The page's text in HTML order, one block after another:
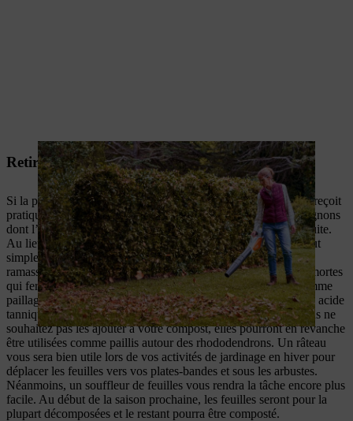
Retirer les feuilles de la pelouse
Si la pelouse est recouverte de feuilles pendant l’hiver, elle ne reçoit
pratiquement pas d’air. Elle peut alors développer des champignons
dont l’apparition impliquera un travail supplémentaire par la suite.
Au lieu de ratisser péniblement votre pelouse, vous pouvez tout
simplement la tondre avant les premières gelées. Le bac de
ramassage collectera alors un mélange d’herbes et de feuilles mortes
qui fera un excellent compost ou que vous pourrez utiliser comme
paillage. N’oubliez pas que les feuilles de chêne sont riches en acide
tannique et qu’elles ne se décomposent pas rapidement. Si vous ne
souhaitez pas les ajouter à votre compost, elles pourront en revanche
être utilisées comme paillis autour des rhododendrons. Un râteau
vous sera bien utile lors de vos activités de jardinage en hiver pour
déplacer les feuilles vers vos plates-bandes et sous les arbustes.
Néanmoins, un souffleur de feuilles vous rendra la tâche encore plus
facile. Au début de la saison prochaine, les feuilles seront pour la
plupart décomposées et le restant pourra être composté.